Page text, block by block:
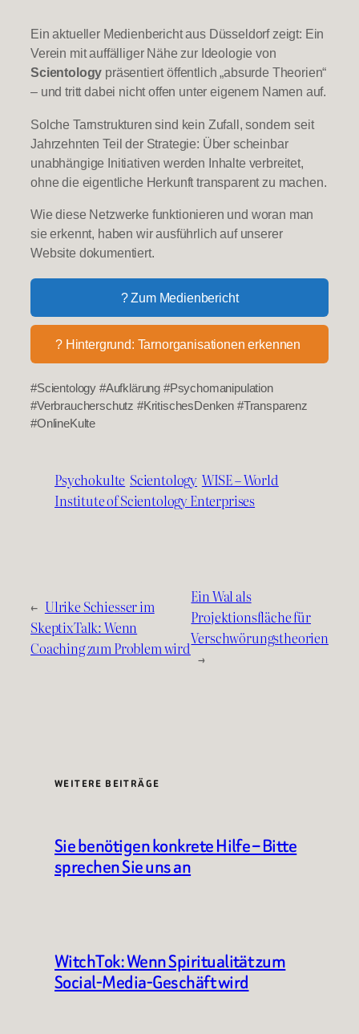
Ein aktueller Medienbericht aus Düsseldorf zeigt: Ein
Verein mit auffälliger Nähe zur Ideologie von
Scientology präsentiert öffentlich „absurde Theorien“
– und tritt dabei nicht offen unter eigenem Namen auf.
Solche Tarnstrukturen sind kein Zufall, sondern seit
Jahrzehnten Teil der Strategie: Über scheinbar
unabhängige Initiativen werden Inhalte verbreitet,
ohne die eigentliche Herkunft transparent zu machen.
Wie diese Netzwerke funktionieren und woran man
sie erkennt, haben wir ausführlich auf unserer
Website dokumentiert.
? Zum Medienbericht
? Hintergrund: Tarnorganisationen erkennen
#Scientology #Aufklärung #Psychomanipulation
#Verbraucherschutz #KritischesDenken #Transparenz
#OnlineKulte
Psychokulte Scientology WISE – World
Institute of Scientology Enterprises
← Ulrike Schiesser im
SkeptixTalk: Wenn
Coaching zum Problem wird
Ein Wal als
Projektionsfläche für
Verschwörungstheorien
→
WEITERE BEITRÄGE
Sie benötigen konkrete Hilfe – Bitte
sprechen Sie uns an
WitchTok: Wenn Spiritualität zum
Social-Media-Geschäft wird